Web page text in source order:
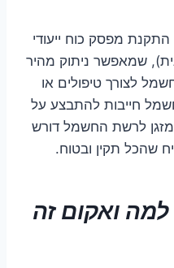
מפסק כוח ייעודי
שמאפשר ניתוק מהיר
לצורך טיפולים או
חייבות להתבצע על
לרשת החשמל דורש
שהכל תקין ובטוח.
ואקום זה